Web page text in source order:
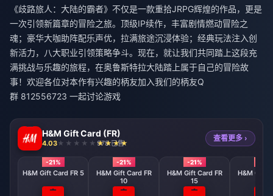
《歧路旅人：大陆的霸者》不仅是一款重拾JRPG辉煌的作品，更是
一次引领新篇章的冒险之旅。顶级IP续作，丰富剧情燃动冒险之
魂；豪华大咖助阵配乐声优，拉满旅途沉浸体验；经典玩法注入创
新活力，八大职业引领策略争斗。现在，就让我们共同踏上这段充
满挑战与乐趣的旅程，在奥鲁斯特拉大陆踏上属于自己的冒险故
事！欢迎各位对本作有兴趣的柄友加入我们的柄友Q
群 812556723 一起讨论游戏
H&M Gift Card (FR)
4.03 978 已售
查看更多 ›
-21%
H&M Gift Card FR 5
-21%
H&M Gift Card FR
10
-21%
H&M Gift Card FR
15
H&M Gift